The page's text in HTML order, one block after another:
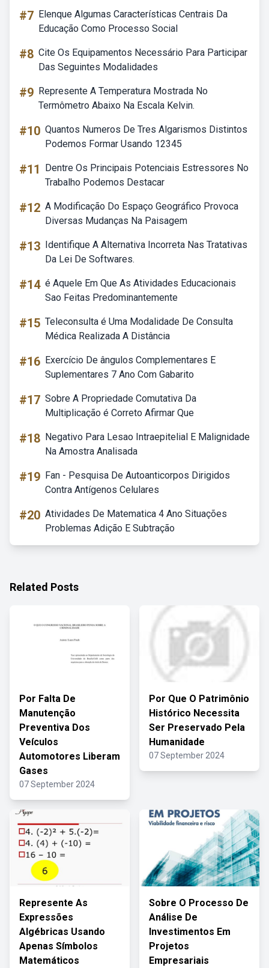
#7 Elenque Algumas Características Centrais Da
Educação Como Processo Social
#8 Cite Os Equipamentos Necessário Para Participar
Das Seguintes Modalidades
#9 Represente A Temperatura Mostrada No
Termômetro Abaixo Na Escala Kelvin.
#10 Quantos Numeros De Tres Algarismos Distintos
Podemos Formar Usando 12345
#11
Dentre Os Principais Potenciais Estressores No
Trabalho Podemos Destacar
#12 A Modificação Do Espaço Geográfico Provoca
Diversas Mudanças Na Paisagem
#13 Identifique A Alternativa Incorreta Nas Tratativas
Da Lei De Softwares.
#14 é Aquele Em Que As Atividades Educacionais
Sao Feitas Predominantemente
#15 Teleconsulta é Uma Modalidade De Consulta
Médica Realizada A Distância
#16 Exercício De ângulos Complementares E
Suplementares 7 Ano Com Gabarito
#17 Sobre A Propriedade Comutativa Da
Multiplicação é Correto Afirmar Que
#18 Negativo Para Lesao Intraepitelial E Malignidade
Na Amostra Analisada
#19 Fan - Pesquisa De Autoanticorpos Dirigidos
Contra Antígenos Celulares
#20 Atividades De Matematica 4 Ano Situações
Problemas Adição E Subtração
Related Posts
Por Falta De
Manutenção
Preventiva Dos
Veículos
Automotores Liberam
Gases
07 September 2024
Por Que O Patrimônio
Histórico Necessita
Ser Preservado Pela
Humanidade
07 September 2024
Represente As
Expressões
Algébricas Usando
Apenas Símbolos
Matemáticos
Sobre O Processo De
Análise De
Investimentos Em
Projetos
Empresariais